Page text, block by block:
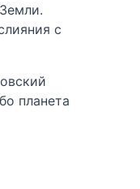
с
планета